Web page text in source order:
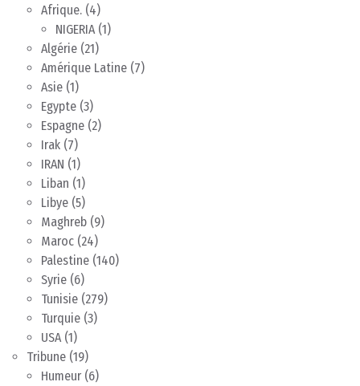
Afrique. (4)
NIGERIA(1)
Algérie (21)
Amérique Latine (7)
Asie (1)
Egypte (3)
Espagne (2)
Irak (7)
IRAN (1)
Liban (1)
Libye (5)
Maghreb (9)
Maroc (24)
Palestine (140)
Syrie (6)
Tunisie (279)
Turquie (3)
USA(1)
Tribune (19)
Humeur (6)